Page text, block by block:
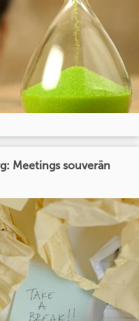
Meetings souverän